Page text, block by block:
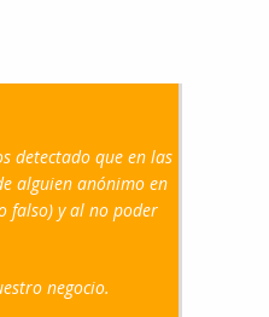
detectado que en las
alguien anónimo en
falso) y al no poder
negocio.